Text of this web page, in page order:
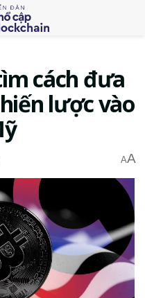
cách đưa
lược vào
AA